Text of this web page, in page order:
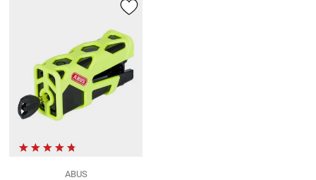
ABUS